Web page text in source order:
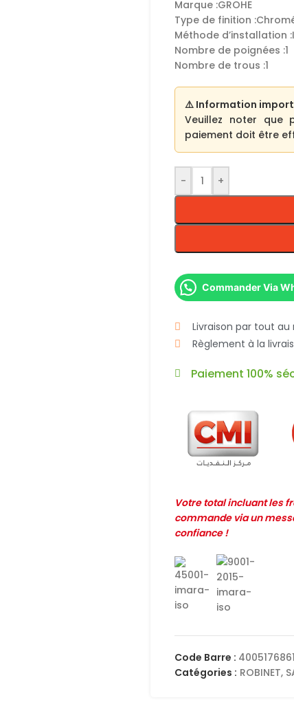
Marque :GROHE
Type de finition
Méthode d’installation
Nombre de poignées :1
Nombre de trous :1
⚠️ Information
Veuillez noter que
paiement doit être
- +
Commander Via
Livraison par tout
Règlement à la
Paiement 100%
Votre total incluant les
commande via un
confiance !
Code Barre :
Catégories : ROBINET,